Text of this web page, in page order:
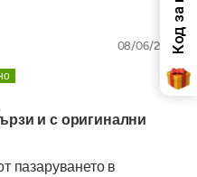
08/06/2026
и с оригинални
пазаруването в